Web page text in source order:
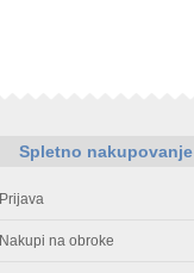
Spletno nakupovanje
Prijava
Nakupi na obroke